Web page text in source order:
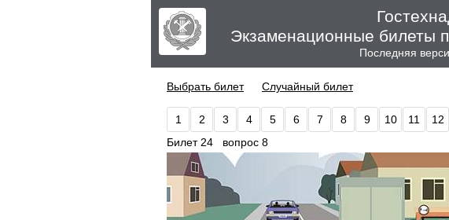
Экзаменационные билеты
Последняя
Выбрать билет Случайный билет
1 2 3 4 5 6 7 8 9 10 11 12
Билет 24 вопрос 8